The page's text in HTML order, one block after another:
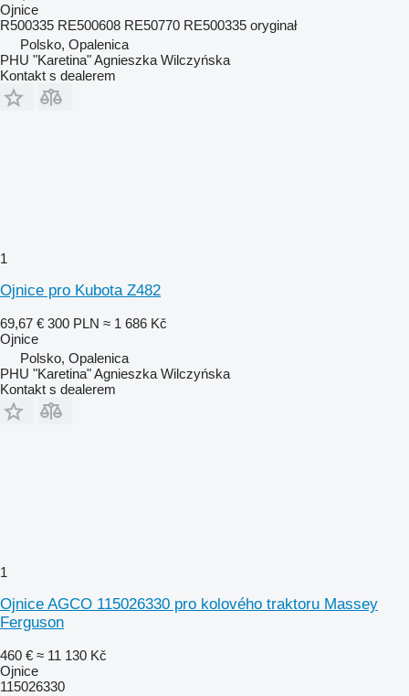
Ojnice
R500335 RE500608 RE50770 RE500335 oryginał
Polsko, Opalenica
PHU "Karetina" Agnieszka Wilczyńska
Kontakt s dealerem
1
Ojnice pro Kubota Z482
69,67 € 300 PLN ≈ 1 686 Kč
Ojnice
Polsko, Opalenica
PHU "Karetina" Agnieszka Wilczyńska
Kontakt s dealerem
1
Ojnice AGCO 115026330 pro kolového traktoru Massey
Ferguson
460 € ≈ 11 130 Kč
Ojnice
115026330